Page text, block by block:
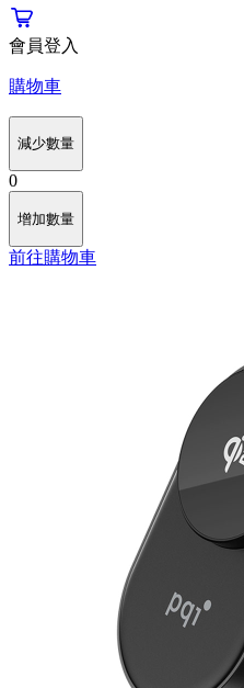
會員登入
購物車
減少數量
0
增加數量
前往購物車